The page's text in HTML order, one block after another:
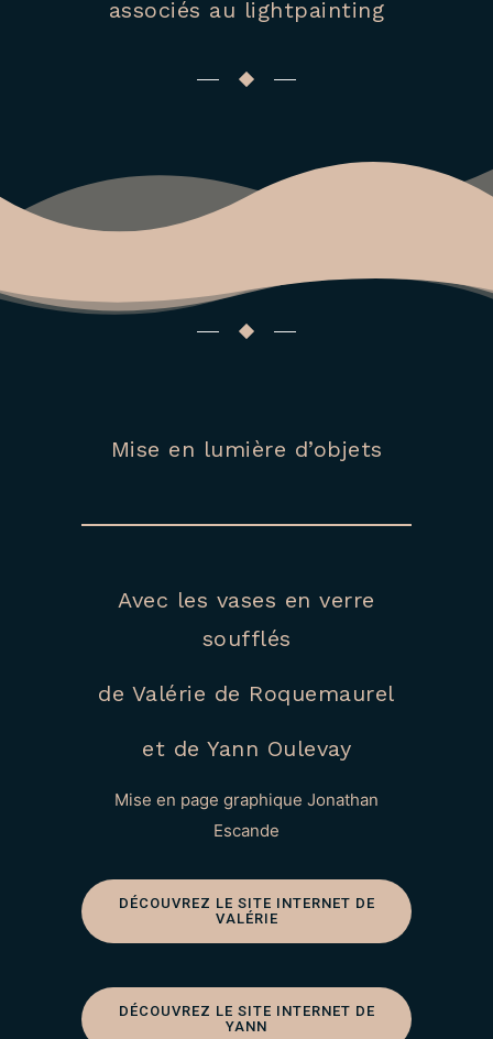
associés au lightpainting
Mise en lumière d’objets
Avec les vases en verre
soufflés
de Valérie de Roquemaurel
et de Yann Oulevay
Mise en page graphique Jonathan
Escande
DÉCOUVREZ LE SITE INTERNET DE
VALÉRIE
DÉCOUVREZ LE SITE INTERNET DE
YANN